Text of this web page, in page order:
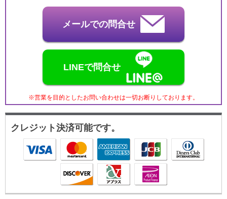
メールでの問合せ
LINEで問合せ
※営業を目的としたお問い合わせは一切お断りしております。
クレジット決済可能です。